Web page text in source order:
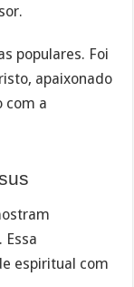
populares. Foi
apaixonado
com a
Essa
espiritual com